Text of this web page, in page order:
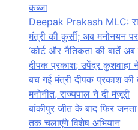
कब्जा
Deepak Prakash MLC:
मंत्री की कुर्सी; अब मनोनयन
‘कोर्ट और नैतिकता की बातें अब
दीपक प्रकाश; उपेंद्र
बच गई मंत्री दीपक प्रकाश की
मनोनीत, राज्यपाल ने दी मंजूरी
बांकीपुर जीत के बाद फिर
तक चलाएंगे विशेष अभियान